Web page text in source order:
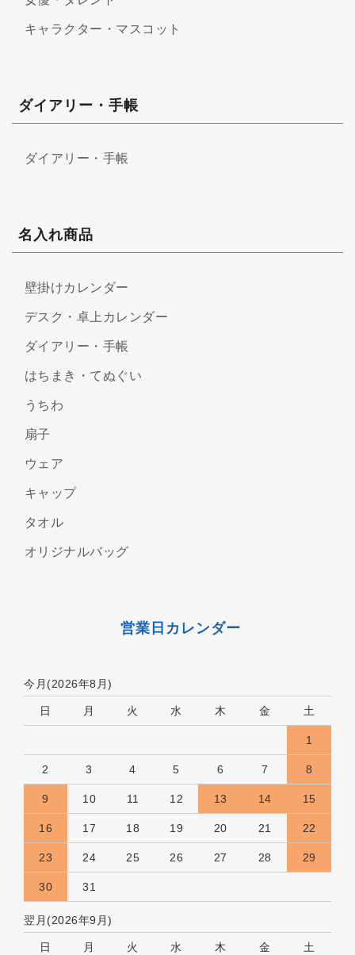
キャラクター・マスコット
ダイアリー・手帳
ダイアリー・手帳
名入れ商品
壁掛けカレンダー
デスク・卓上カレンダー
ダイアリー・手帳
はちまき・てぬぐい
うちわ
扇子
ウェア
キャップ
タオル
オリジナルバッグ
営業日カレンダー
今月(2026年8月)
日 月 火 水 木 金 土
1
2 3 4 5 6 7 8
9 10 11 12 13 14 15
16 17 18 19 20 21 22
23 24 25 26 27 28 29
30 31
翌月(2026年9月)
日 月 火 水 木 金 土